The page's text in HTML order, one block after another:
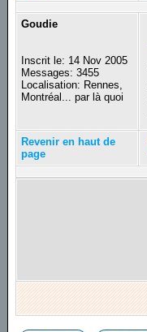
Goudie
Inscrit le: 14 Nov 2005
Messages: 3455
Localisation: Rennes,
Montréal... par là quoi
Revenir en haut de
page